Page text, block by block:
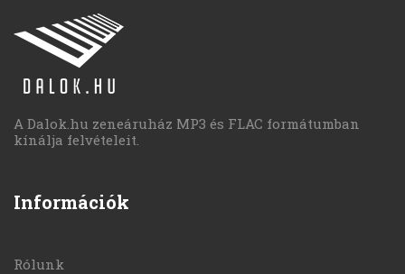
A Dalok.hu zeneáruház MP3 és FLAC formátumban
kínálja felvételeit.
Információk
Rólunk